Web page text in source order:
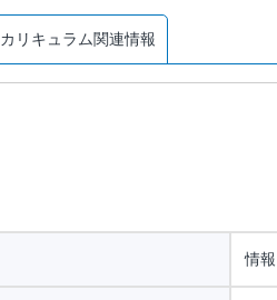
カリキュラム関連情報
情